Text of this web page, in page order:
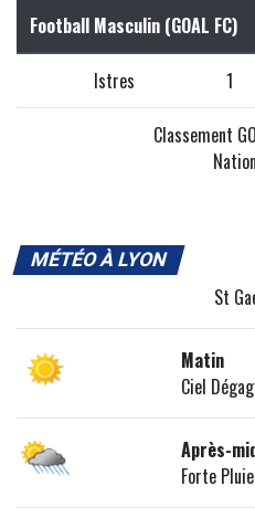
Football Masculin (GOAL FC)
Istres 1
Classement
MÉTÉO À LYON
St
Matin
Ciel
Après-
Forte